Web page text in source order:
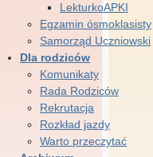
LekturkoAPKI
Egzamin ósmoklasisty
Samorząd Uczniowski
Dla rodziców
Komunikaty
Rada Rodziców
Rekrutacja
Rozkład jazdy
Warto przeczytać